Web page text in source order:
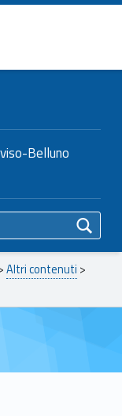
Veneto
Belluno
Altri contenuti >